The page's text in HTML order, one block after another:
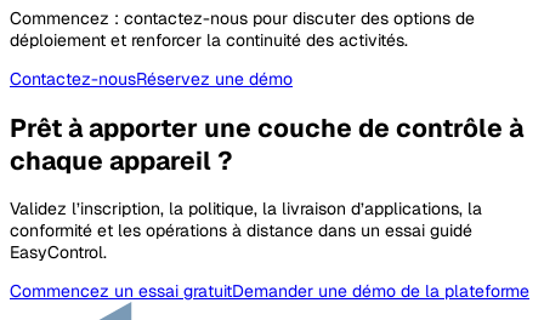
Commencez : contactez-nous pour discuter des options de
déploiement et renforcer la continuité des activités.
Contactez-nousRéservez une démo
Prêt à apporter une couche de contrôle à
chaque appareil ?
Validez l’inscription, la politique, la livraison d’applications, la
conformité et les opérations à distance dans un essai guidé
EasyControl.
Commencez un essai gratuitDemander une démo de la plateforme